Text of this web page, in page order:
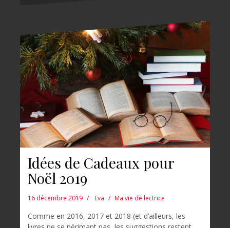
Idées de Cadeaux pour
Noël 2019
16 décembre 2019 Eva Ma vie de lectrice
Comme en 2016, 2017 et 2018 (et d’ailleurs, les